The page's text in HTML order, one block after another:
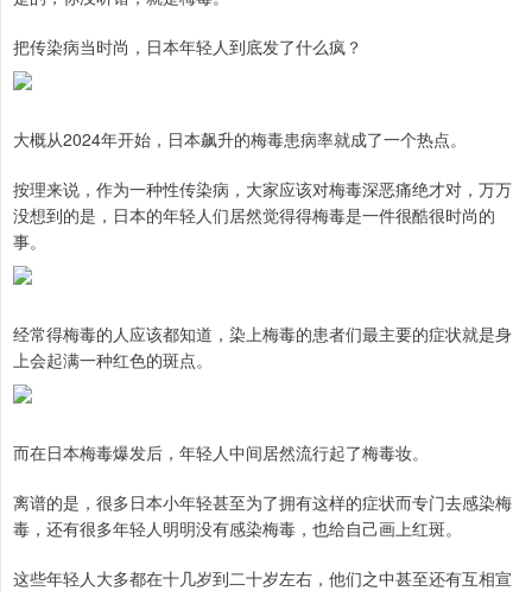
把传染病当时尚，日本年轻人到底发了什么疯？
大概从2024年开始，日本飙升的梅毒患病率就成了一个热点。
按理来说，作为一种性传染病，大家应该对梅毒深恶痛绝才对，万万
没想到的是，日本的年轻人们居然觉得得梅毒是一件很酷很时尚的
事。
经常得梅毒的人应该都知道，染上梅毒的患者们最主要的症状就是身
上会起满一种红色的斑点。
而在日本梅毒爆发后，年轻人中间居然流行起了梅毒妆。
离谱的是，很多日本小年轻甚至为了拥有这样的症状而专门去感染梅
毒，还有很多年轻人明明没有感染梅毒，也给自己画上红斑。
这些年轻人大多都在十几岁到二十岁左右，他们之中甚至还有互相宣